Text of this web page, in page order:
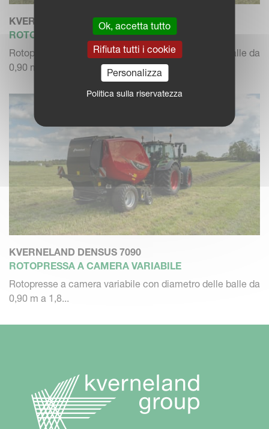
KVERNELAND DENSUS 7060
ROTOPRESSA A CAMERA VARIABILE
Rotopresse a camera variabile con diametro delle balle da
0,90 m a 1,6...
KVERNELAND DENSUS 7090
ROTOPRESSA A CAMERA VARIABILE
Rotopresse a camera variabile con diametro delle balle da
0,90 m a 1,8...
Ok, accetta tutto
Rifiuta tutti i cookie
Personalizza
Politica sulla riservatezza